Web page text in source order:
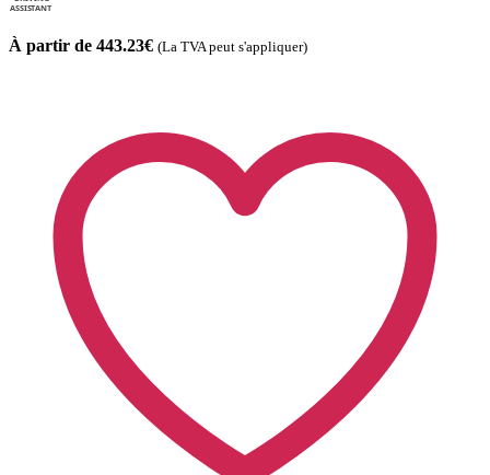
À partir de 443.23€ (La TVA peut s'appliquer)